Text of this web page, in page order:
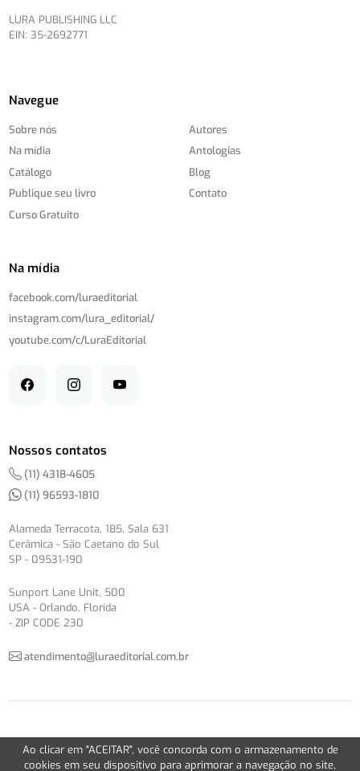
LURA PUBLISHING LLC
EIN: 35-2692771
Navegue
Sobre nós
Na mídia
Catálogo
Publique seu livro
Curso Gratuito
Autores
Antologias
Blog
Contato
Na mídia
facebook.com/luraeditorial
instagram.com/lura_editorial/
youtube.com/c/LuraEditorial
Nossos contatos
(11) 4318-4605
(11) 96593-1810
Alameda Terracota, 185, Sala 631
Cerâmica - São Caetano do Sul
SP - 09531-190
Sunport Lane Unit, 500
USA - Orlando, Florida
- ZIP CODE 230
atendimento@luraeditorial.com.br
© Copyright 2012-2026 -Política de Privacidade
Version 2.5.1
Ao clicar em "ACEITAR", você concorda com o armazenamento de
cookies em seu dispositivo para aprimorar a navegação no site,